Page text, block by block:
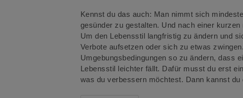
Kennst du das auch: Man nimmt sich
gesünder zu gestalten. Und nach einer
Um den Lebensstil langfristig zu ändern und
Verbote aufsetzen oder sich zu etwas
Umgebungsbedingungen so zu ändern, dass
Lebensstil leichter fällt. Dafür musst du erst
was du verbessern möchtest. Dann kannst